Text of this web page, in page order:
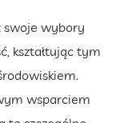
swoje wybory
kształtując tym
wsparciem